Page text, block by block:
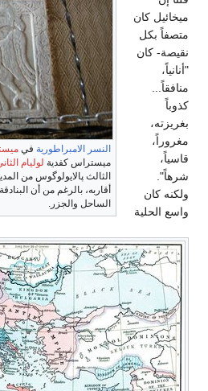
النسر الامبراطوريةفيميستراس
ميستراس كفديةلوليام الثاني
الثالث پالايولوگوس من المدينة مقعد
أقاربه، بالرغم من أن البنادقة
الساحل والجزر.
كان
بكل
كان
كان
الحلية